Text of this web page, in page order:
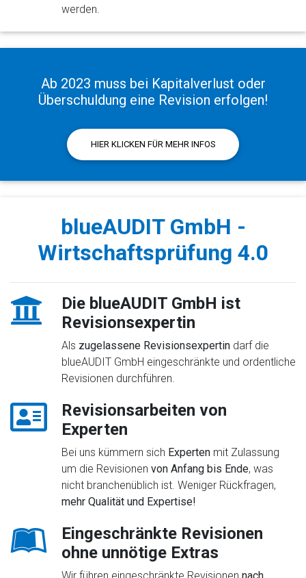
werden.
Ab 2023 muss bei Kapitalverlust oder
Überschuldung eine Revision erfolgen!
HIER KLICKEN FÜR MEHR INFOS
blueAUDIT GmbH -
Wirtschaftsprüfung 4.0
Die blueAUDIT GmbH ist
Revisionsexpertin
Als zugelassene Revisionsexpertindarf die
blueAUDIT GmbH eingeschränkte und ordentliche
Revisionen durchführen.
Revisionsarbeiten von
Experten
Bei uns kümmern sich Expertenmit Zulassung
um die Revisionen von Anfang bis Ende, was
nicht branchenüblich ist. Weniger Rückfragen,
mehr Qualität und Expertise!
Eingeschränkte Revisionen
ohne unnötige Extras